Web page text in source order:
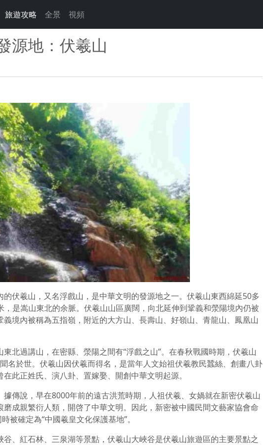
旅遊攻略 全景 視頻
源地：伏羲山
伏羲山，又名浮戲山，是中華文明的發源地之一。伏羲山東西綿延50多
，是嵩山東北的余脈。伏羲山山區廣闊，向北延伸到鞏義和滎陽境內仍被
境內被稱為五指嶺，附近的大方山、長壽山、好嶺山、青龍山、鳳凰山
北過講山，在密縣、滎陽之間有“浮戲之山”。在春秋戰國時期，伏羲山
聞名於世。伏羲山因伏羲而得名，是當年人文始祖伏羲教民蠶絲、創畫八卦
此正姓氏、演八卦、置嫁娶、開創中華文明起源。
傳說，早在8000年前的遠古洪荒時期，人祖伏羲、女媧就在新密伏羲山
成親繁衍人類，開啓了中華文明。因此，新密被中國民間文藝家協會命
被確定為“中國羲皇文化保護基地”。
、紅石林、三泉湖等景點，伏羲山大峽谷是伏羲山旅遊區的主要景點之